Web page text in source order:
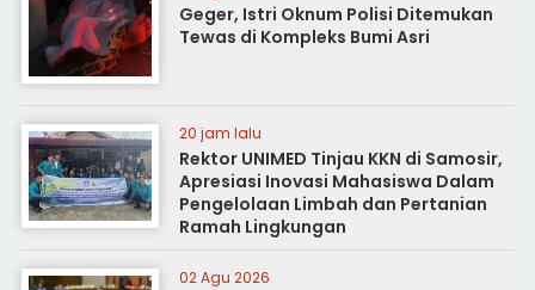
Geger, Istri Oknum Polisi Ditemukan
Tewas di Kompleks Bumi Asri
20 jam lalu
Rektor UNIMED Tinjau KKN di Samosir,
Apresiasi Inovasi Mahasiswa Dalam
Pengelolaan Limbah dan Pertanian
Ramah Lingkungan
02 Agu 2026